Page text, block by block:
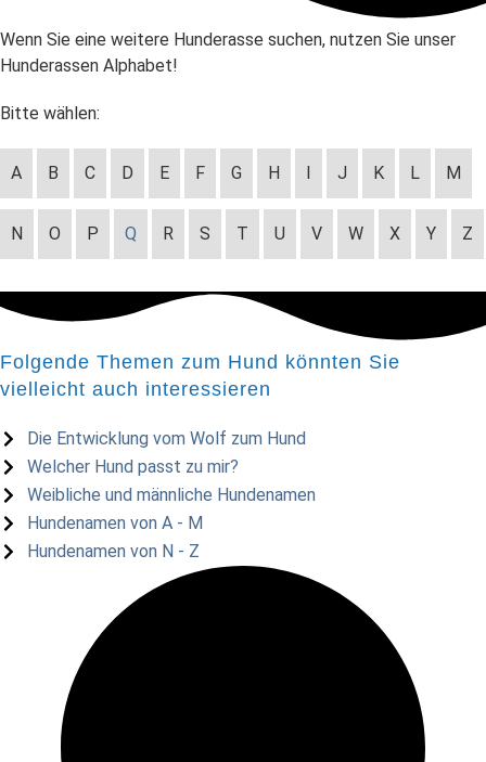
Wenn Sie eine weitere Hunderasse suchen, nutzen Sie unser
Hunderassen Alphabet!
Bitte wählen:
A B C D E F G H I J K L M
N O P Q R S T U V W X Y Z
Folgende Themen zum Hund könnten Sie
vielleicht auch interessieren
Die Entwicklung vom Wolf zum Hund
Welcher Hund passt zu mir?
Weibliche und männliche Hundenamen
Hundenamen von A - M
Hundenamen von N - Z